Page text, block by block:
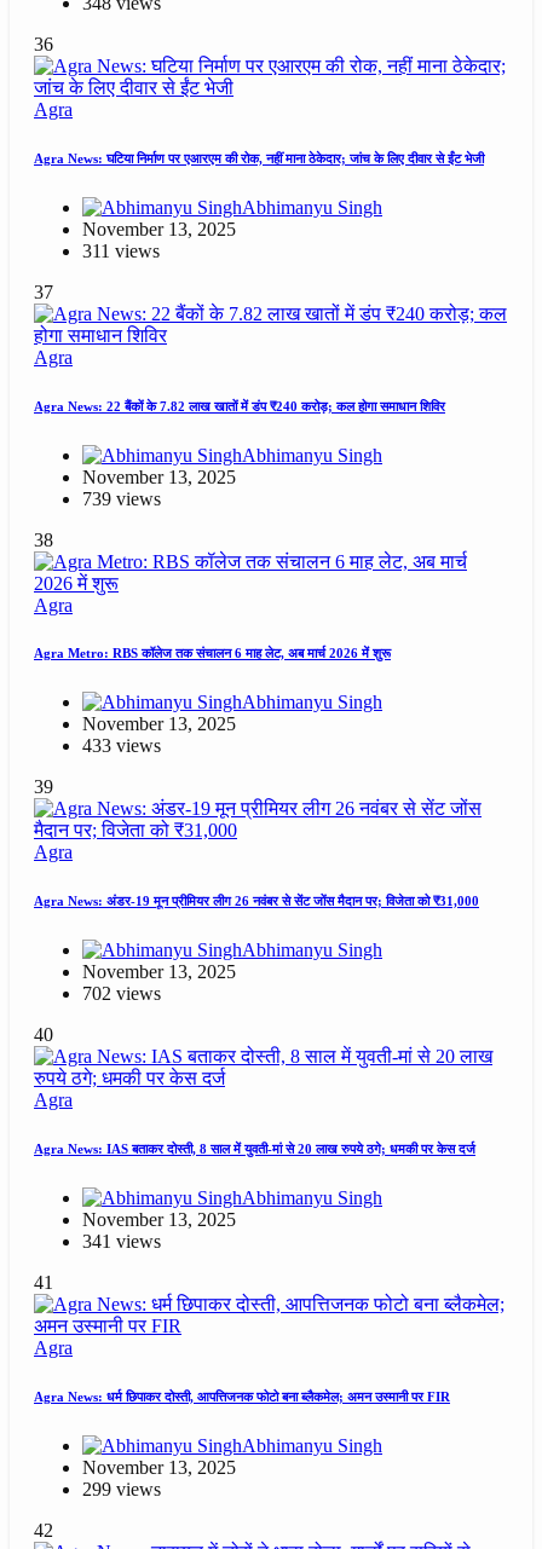
36
Agra
Agra News: घटिया निर्माण पर एआरएम की रोक, नहीं माना ठेकेदार; जांच के लिए दीवार से ईंट भेजी
Abhimanyu Singh
November 13, 2025
311 views
37
Agra
Agra News: 22 बैंकों के 7.82 लाख खातों में डंप ₹240 करोड़; कल होगा समाधान शिविर
Abhimanyu Singh
November 13, 2025
739 views
38
Agra
Agra Metro: RBS कॉलेज तक संचालन 6 माह लेट, अब मार्च 2026 में शुरू
Abhimanyu Singh
November 13, 2025
433 views
39
Agra
Agra News: अंडर-19 मून प्रीमियर लीग 26 नवंबर से सेंट जोंस मैदान पर; विजेता को ₹31,000
Abhimanyu Singh
November 13, 2025
702 views
40
Agra
Agra News: IAS बताकर दोस्ती, 8 साल में युवती-मां से 20 लाख रुपये ठगे; धमकी पर केस दर्ज
Abhimanyu Singh
November 13, 2025
341 views
41
Agra
Agra News: धर्म छिपाकर दोस्ती, आपत्तिजनक फोटो बना ब्लैकमेल; अमन उस्मानी पर FIR
Abhimanyu Singh
November 13, 2025
299 views
42